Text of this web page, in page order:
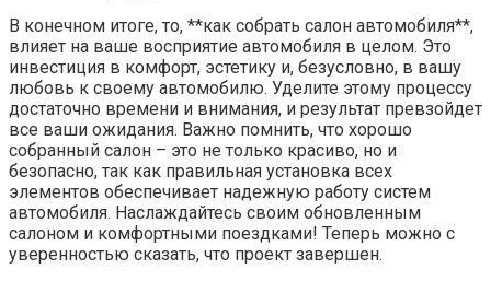
В конечном итоге, то, **как собрать салон автомобиля**,
влияет на ваше восприятие автомобиля в целом. Это
инвестиция в комфорт, эстетику и, безусловно, в вашу
любовь к своему автомобилю. Уделите этому процессу
достаточно времени и внимания, и результат превзойдет
все ваши ожидания. Важно помнить, что хорошо
собранный салон – это не только красиво, но и
безопасно, так как правильная установка всех
элементов обеспечивает надежную работу систем
автомобиля. Наслаждайтесь своим обновленным
салоном и комфортными поездками! Теперь можно с
уверенностью сказать, что проект завершен.